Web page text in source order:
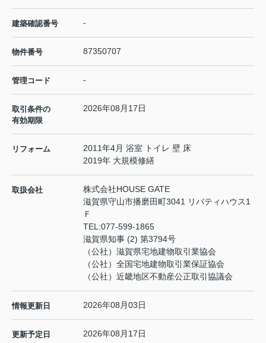
建築確認番号 -
物件番号 87350707
管理コード -
取引条件の
有効期限
2026年08月17日
リフォーム
2011年4月 浴室 トイレ 壁 床
2019年 大規模修繕
取扱会社
株式会社HOUSE GATE
滋賀県守山市播磨田町3041 リバティハウス1
Ｆ
TEL:077-599-1865
滋賀県知事 (2) 第3794号
（公社）滋賀県宅地建物取引業協会
（公社）全国宅地建物取引業保証協会
（公社）近畿地区不動産公正取引協議会
情報更新日 2026年08月03日
更新予定日 2026年08月17日